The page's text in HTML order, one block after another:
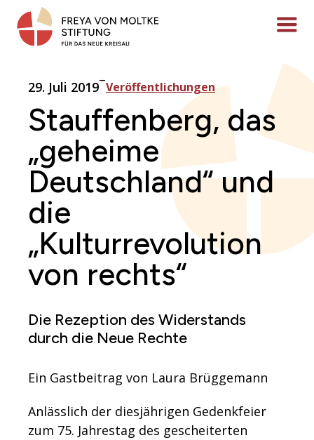
Inhalt
springen
Menü
29. Juli 2019–Veröffentlichungen
Stauffenberg, das
„geheime
Deutschland“ und
die
„Kulturrevolution
von rechts“
Die Rezeption des Widerstands
durch die Neue Rechte
Ein Gastbeitrag von Laura Brüggemann
Anlässlich der diesjährigen Gedenkfeier
zum 75. Jahrestag des gescheiterten